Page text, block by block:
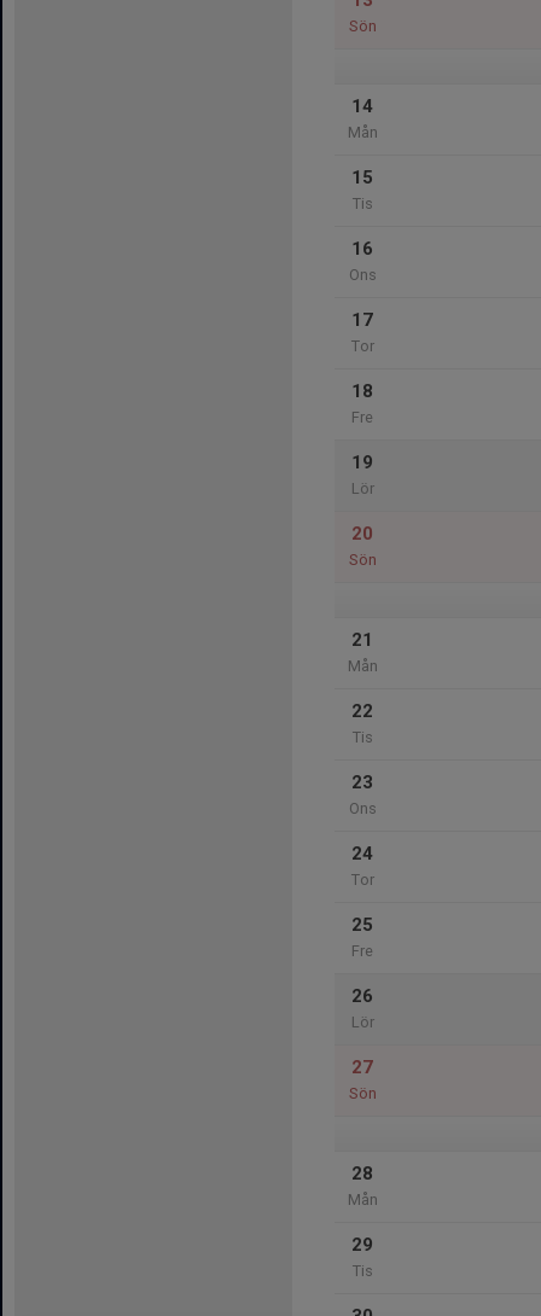
Sön
14
Mån
15
Tis
16
Ons
17
Tor
18
Fre
19
Lör
20
Sön
21
Mån
22
Tis
23
Ons
24
Tor
25
Fre
26
Lör
27
Sön
28
Mån
29
Tis